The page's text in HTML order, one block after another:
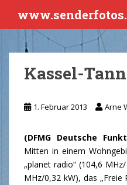
i
Kassel-
1. Februar 2013 Arne
(DFMG Deutsche
Mitten in einem
„planet radio“ (104,6
MHz/0,32 kW), das „Freie